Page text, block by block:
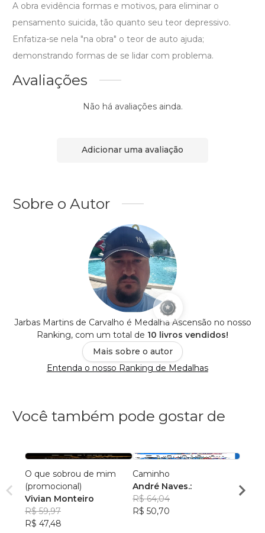
A obra evidência formas e motivos, para eliminar o
pensamento suicida, tão quanto seu teor depressivo.
Enfatiza-se nela "na obra" o teor de auto ajuda;
demonstrando formas de se lidar com problema.
Avaliações
Não há avaliações ainda.
Adicionar uma avaliação
Sobre o Autor
Jarbas Martins de Carvalho é Medalha Ascensão no nosso
Ranking, com um total de 10 livros vendidos!
Mais sobre o autor
Entenda o nosso Ranking de Medalhas
Você também pode gostar de
O que sobrou de mim
(promocional)
Vivian Monteiro
R$ 59,97
R$ 47,48
Caminho
André Naves.:
R$ 64,04
R$ 50,70
R$